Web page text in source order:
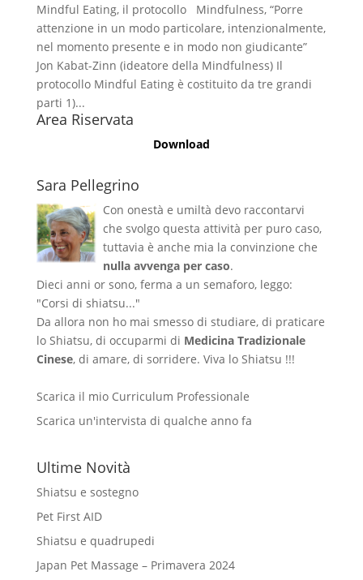
Mindful Eating, il protocollo Mindfulness, “Porre
attenzione in un modo particolare, intenzionalmente,
nel momento presente e in modo non giudicante”
Jon Kabat-Zinn (ideatore della Mindfulness) Il
protocollo Mindful Eating è costituito da tre grandi
parti 1)...
Area Riservata
Download
Sara Pellegrino
Con onestà e umiltà devo raccontarvi
che svolgo questa attività per puro caso,
tuttavia è anche mia la convinzione che
nulla avvenga per caso.
Dieci anni or sono, ferma a un semaforo, leggo:
"Corsi di shiatsu..."
Da allora non ho mai smesso di studiare, di praticare
lo Shiatsu, di occuparmi di Medicina Tradizionale
Cinese, di amare, di sorridere. Viva lo Shiatsu !!!
Scarica il mio Curriculum Professionale
Scarica un'intervista di qualche anno fa
Ultime Novità
Shiatsu e sostegno
Pet First AID
Shiatsu e quadrupedi
Japan Pet Massage – Primavera 2024